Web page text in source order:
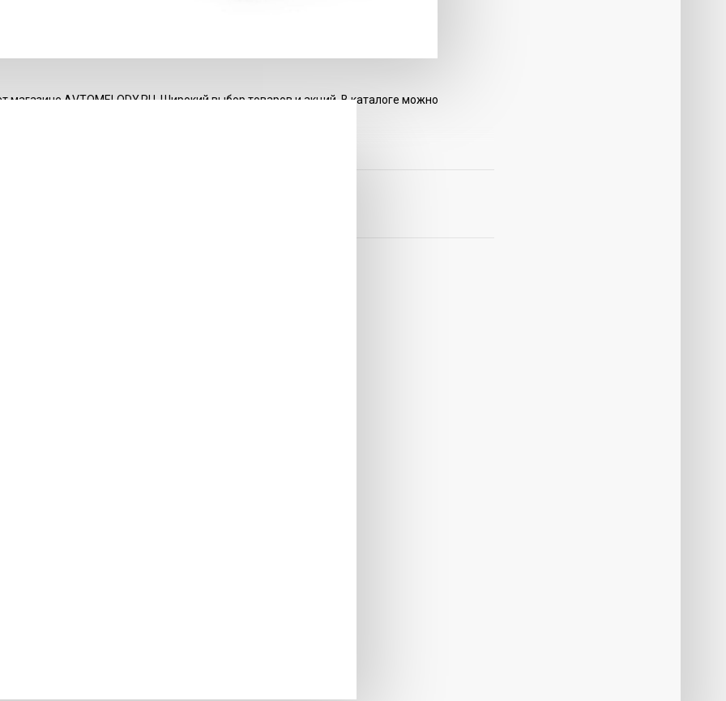
АVTOMELODY.RU. Широкий выбор товаров и акций. В каталоге можно
характеристиками товаров.